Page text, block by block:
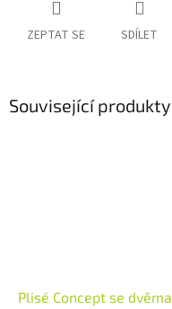
ZEPTAT SE SDÍLET
Související produkty
Plisé Concept se dvěma